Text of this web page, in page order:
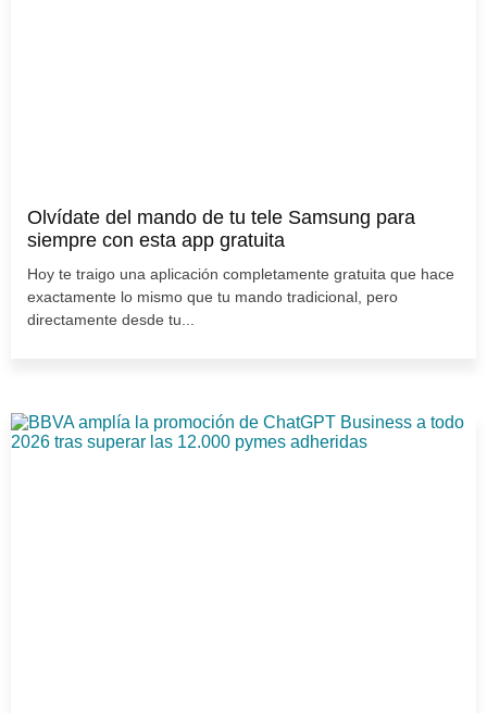
Olvídate del mando de tu tele Samsung para
siempre con esta app gratuita
Hoy te traigo una aplicación completamente gratuita que hace
exactamente lo mismo que tu mando tradicional, pero
directamente desde tu...